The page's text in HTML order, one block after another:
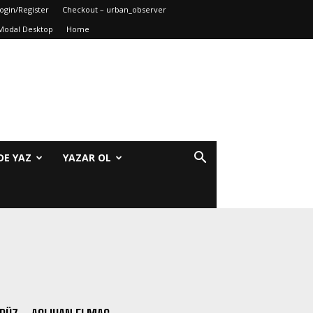
Register
Checkout – urban_observer
Desktop Home
YAZ YAZAR OL